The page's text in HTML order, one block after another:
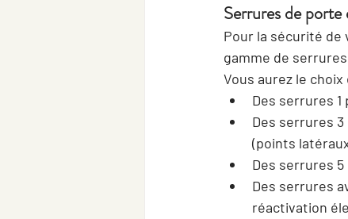
Serrures de porte
Pour la sécurité de
gamme de
Vous aurez le
Des serrures
Des serrures
(points
Des serrures
Des serrures
réactivation